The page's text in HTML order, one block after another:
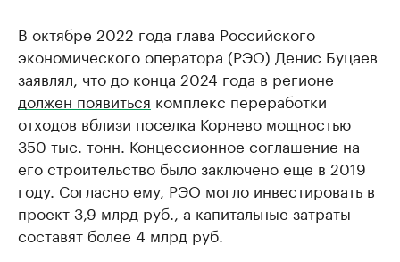
В октябре 2022 года глава Российского
экономического оператора (РЭО) Денис Буцаев
заявлял, что до конца 2024 года в регионе
должен появиться комплекс переработки
отходов вблизи поселка Корнево мощностью
350 тыс. тонн. Концессионное соглашение на
его строительство было заключено еще в 2019
году. Согласно ему, РЭО могло инвестировать в
проект 3,9 млрд руб., а капитальные затраты
составят более 4 млрд руб.